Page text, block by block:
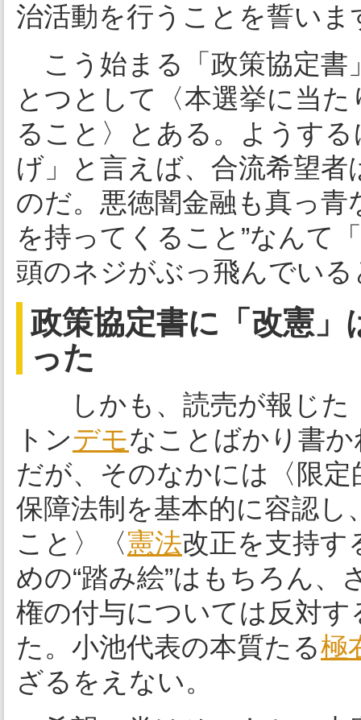
治活動を行うことを誓いま
こう始まる「政策協定書
とつとして〈本選挙に当
ること〉とある。ようす
げ」と言えば、合流希望
のだ。悪徳闇金融も真っ
を持ってくること”なんて
頭のネジがぶっ飛んでい
政策協定書に「改憲
った
しかも、読売が報じた
トンデモなことばかり書
だが、そのなかには〈限定
保障法制を基本的に容認し
こと〉〈憲法改正を支持す
めの“踏み絵”はもちろん、
権の付与については反対
た。小池代表の本質たる極
ざるをえない。